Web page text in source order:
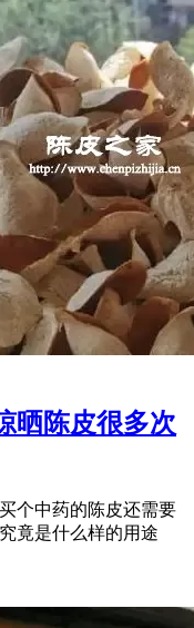
晒陈皮很多次
个中药的陈皮还需要
竟是什么样的用途